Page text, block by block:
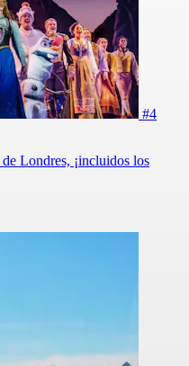
#4
Londres, ¡incluidos los